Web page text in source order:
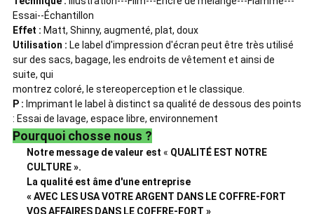
Essai--Échantillon
Effet : Matt, Shinny, augmenté, plat, doux
Utilisation : Le label d'impression d'écran peut être très utilisé
sur des sacs, bagage, les endroits de vêtement et ainsi de
suite, qui
montrez coloré, le stereoperception et le classique.
P : Imprimant le label à distinct sa qualité de dessous des points
: Essai de lavage, espace libre, environnement
Pourquoi chosse nous ?
Notre message de valeur est « QUALITÉ EST NOTRE
CULTURE ».
La qualité est âme d'une entreprise
« AVEC LES USA VOTRE ARGENT DANS LE COFFRE-FORT
VOS AFFAIRES DANS LE COFFRE-FORT »